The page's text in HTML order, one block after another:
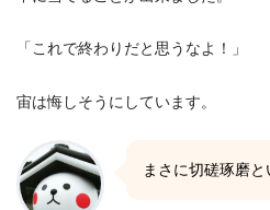
「これで終わりだと思うなよ！」
宙は悔しそうにしています。
まさに切磋琢磨と